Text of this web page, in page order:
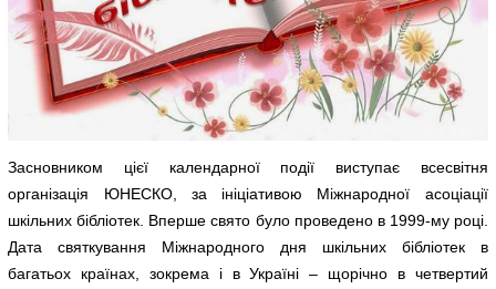
Засновником цієї календарної події виступає всесвітня
організація ЮНЕСКО, за ініціативою Міжнародної асоціації
шкільних бібліотек. Вперше свято було проведено в 1999-му році.
Дата святкування Міжнародного дня шкільних бібліотек в
багатьох країнах, зокрема і в Україні – щорічно в четвертий